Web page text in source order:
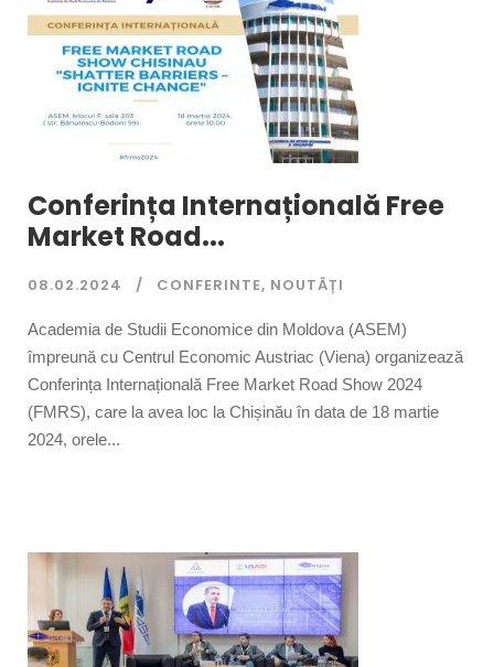
Conferința Internațională Free
Market Road...
08.02.2024 CONFERINTE, NOUTĂȚI
Academia de Studii Economice din Moldova (ASEM)
împreună cu Centrul Economic Austriac (Viena) organizează
Conferința Internațională Free Market Road Show 2024
(FMRS), care la avea loc la Chișinău în data de 18 martie
2024, orele...